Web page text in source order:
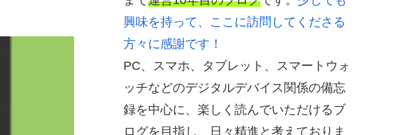
興味を持って、ここに訪問してくださる
方々に感謝です！
PC、スマホ、タブレット、スマートウォ
ッチなどのデジタルデバイス関係の備忘
録を中心に、楽しく読んでいただけるブ
ログを目指し、日々精進と考えておりま